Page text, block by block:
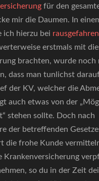
für den
mir die Daumen. In
ich hierzu bei
erstmals mit
brachten, wurde noch
dass man tunlichst
der KV, welcher die
auch etwas von der
stehen sollte. Doch nach
der betreffenden
die frohe Kunde
Krankenversicherung
so du in der Zeit